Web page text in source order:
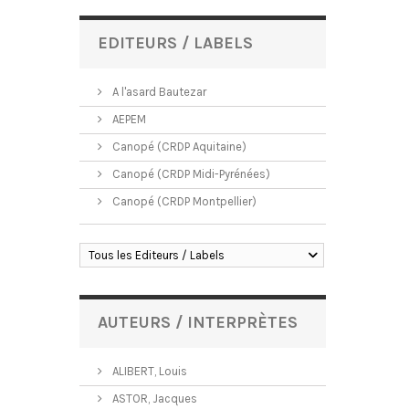
EDITEURS / LABELS
A l'asard Bautezar
AEPEM
Canopé (CRDP Aquitaine)
Canopé (CRDP Midi-Pyrénées)
Canopé (CRDP Montpellier)
Tous les Editeurs / Labels
AUTEURS / INTERPRÈTES
ALIBERT, Louis
ASTOR, Jacques